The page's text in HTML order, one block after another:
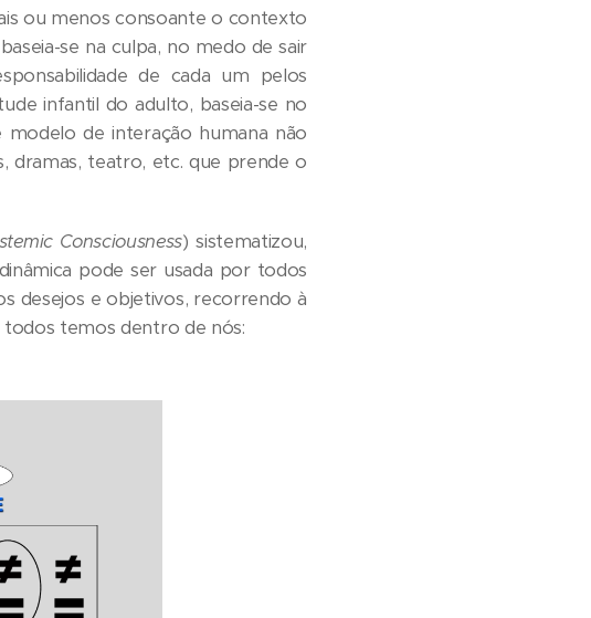
ou menos consoante o contexto
se na culpa, no medo de sair
de cada um pelos
infantil do adulto, baseia-se no
de interação humana não
dramas, teatro, etc. que prende o
Consciousness) sistematizou,
pode ser usada por todos
desejos e objetivos, recorrendo à
todos temos dentro de nós: